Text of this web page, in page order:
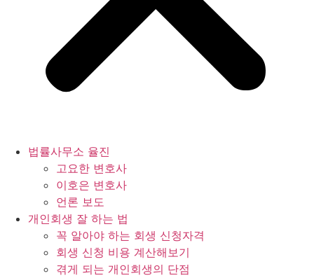
법률사무소 율진
고요한 변호사
이호은 변호사
언론 보도
개인회생 잘 하는 법
꼭 알아야 하는 회생 신청자격
회생 신청 비용 계산해보기
겪게 되는 개인회생의 단점